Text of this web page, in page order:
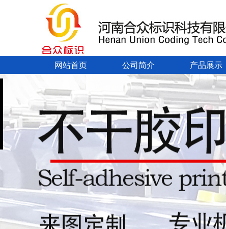
网站首页 公司简介 产品展示